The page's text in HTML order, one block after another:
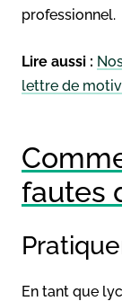
professionnel.
Lire aussi :
lettre de
fautes
En tant que